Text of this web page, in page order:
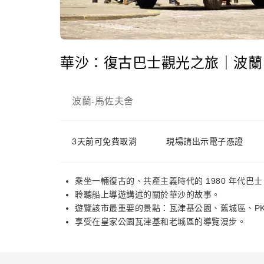
華沙：復古巴士觀光之旅｜波蘭
波蘭- 馬佐夫舍
3天前可免費取消 現場請出示電子憑證
乘坐一輛復古的、共產主義時代的 1980 年代巴士
聆聽船上導遊講述的關於華沙的故事。
遊覽該市最重要的景點：瓦津基公園、舊城區、
享受在皇家公園瓦津基和老城區的導覽漫步。